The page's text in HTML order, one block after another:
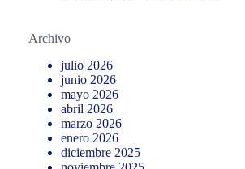
Archivo
julio 2026
junio 2026
mayo 2026
abril 2026
marzo 2026
enero 2026
diciembre 2025